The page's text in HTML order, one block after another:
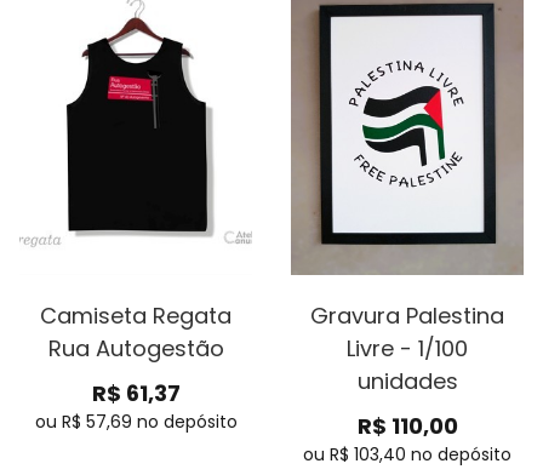
Camiseta Regata
Rua Autogestão
R$ 61,37
ou R$ 57,69 no depósito
Gravura Palestina
Livre - 1/100
unidades
R$ 110,00
ou R$ 103,40 no depósito